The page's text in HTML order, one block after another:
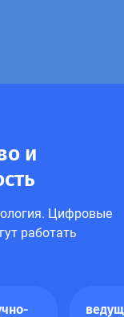
и
Цифровые
работать